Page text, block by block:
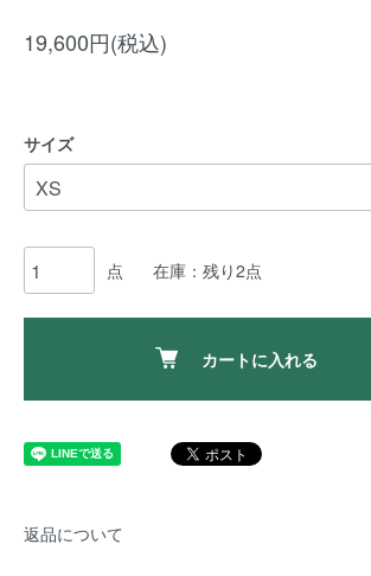
19,600円(税込)
サイズ
点 在庫：残り2点
カートに入れる
返品について